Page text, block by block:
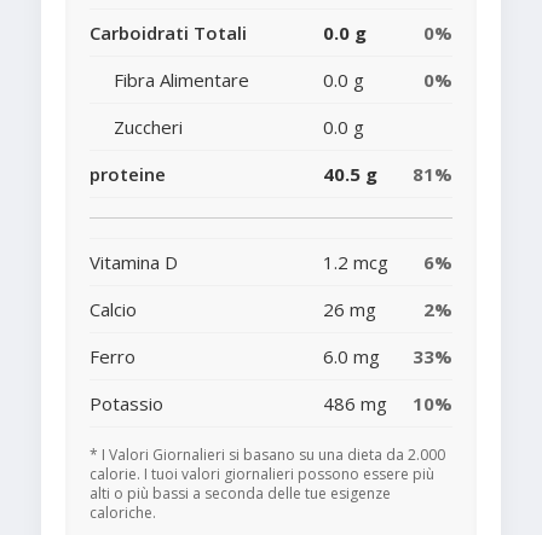
Carboidrati Totali
0.0 g
0%
Fibra Alimentare
0.0 g
0%
Zuccheri
0.0 g
proteine
40.5 g 81%
Vitamina D 1.2 mcg
6%
Calcio
26 mg
2%
Ferro
6.0 mg
33%
Potassio
486 mg 10%
* I Valori Giornalieri si basano su una dieta da 2.000
calorie. I tuoi valori giornalieri possono essere più
alti o più bassi a seconda delle tue esigenze
caloriche.